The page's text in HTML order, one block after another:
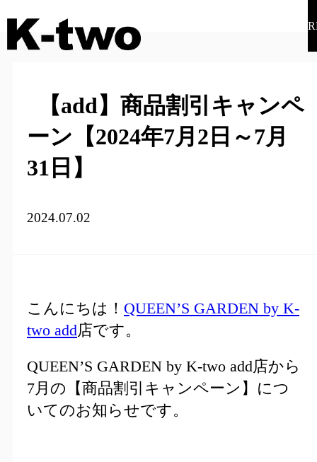
【add】商品割引キャンペ
ーン【2024年7月2日～7月
31日】
2024.07.02
こんにちは！ QUEEN’S GARDEN by K-
two add店です。
QUEEN’S GARDEN by K-two add店から
7月の【商品割引キャンペーン】につ
いてのお知らせです。